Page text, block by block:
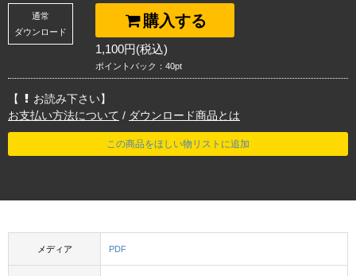
購入する
通常
ダウンロード
1,100円(税込)
ポイントバック：40pt
【
お読み下さい】
お支払い方法について / ダウンロード商品とは
この商品をほしい物リストに追加
メディア PDF